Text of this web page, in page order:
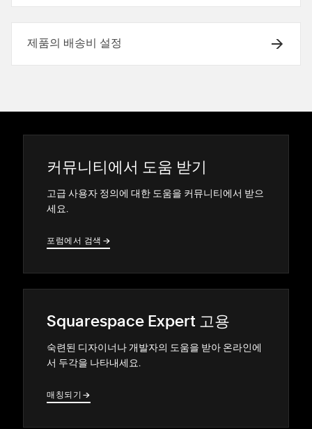
제품의 배송비 설정
커뮤니티에서 도움 받기
고급 사용자 정의에 대한 도움을 커뮤니티에서 받으
세요.
포럼에서 검색 →
→
Squarespace Expert 고용
숙련된 디자이너나 개발자의 도움을 받아 온라인에
서 두각을 나타내세요.
매칭되기 →
→